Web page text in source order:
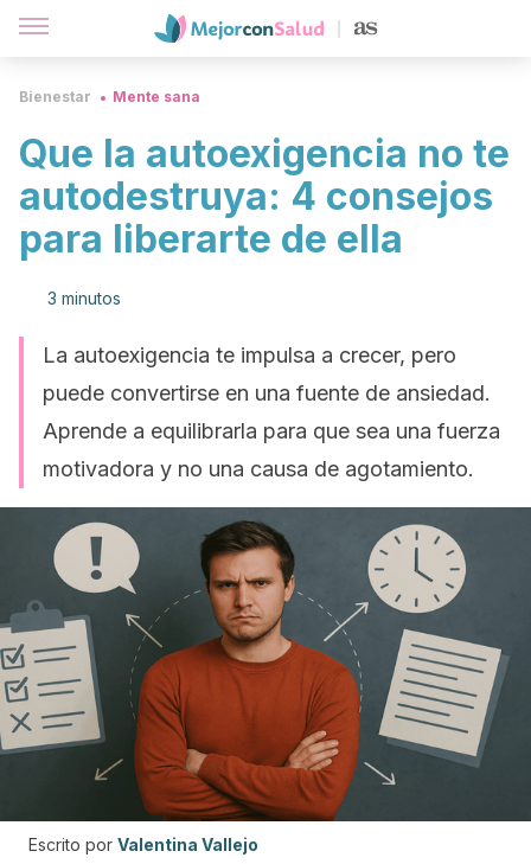
Bienestar Mente sana
Que la autoexigencia no te
autodestruya: 4 consejos
para liberarte de ella
3 minutos
La autoexigencia te impulsa a crecer, pero
puede convertirse en una fuente de ansiedad.
Aprende a equilibrarla para que sea una fuerza
motivadora y no una causa de agotamiento.
Escrito por Valentina Vallejo